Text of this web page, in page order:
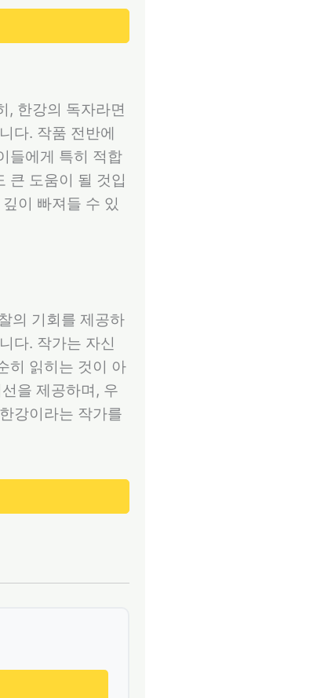
, 한강의 독자라면
다. 작품 전반에
들에게 특히 적합
큰 도움이 될 것입
이 빠져들 수 있
의 기회를 제공하
다. 작가는 자신
히 읽히는 것이 아
을 제공하며, 우
강이라는 작가를